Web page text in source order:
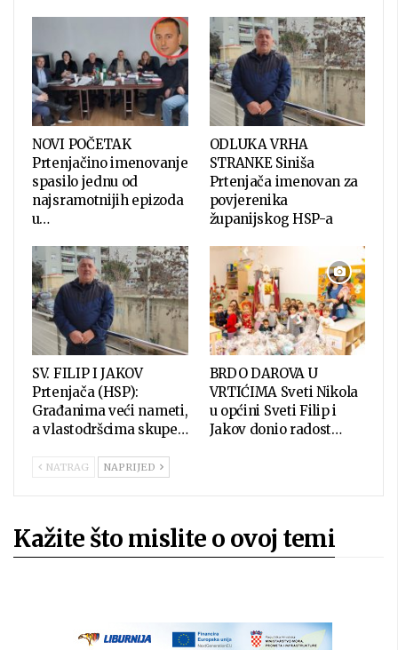
NOVI POČETAK
Prtenjačino imenovanje
spasilo jednu od
najsramotnijih epizoda
u…
ODLUKA VRHA
STRANKE Siniša
Prtenjača imenovan za
povjerenika
županijskog HSP-a
SV. FILIP I JAKOV
Prtenjača (HSP):
Građanima veći nameti,
a vlastodršcima skupe…
BRDO DAROVA U
VRTIĆIMA Sveti Nikola
u općini Sveti Filip i
Jakov donio radost…
NATRAG NAPRIJED
Kažite što mislite o ovoj temi